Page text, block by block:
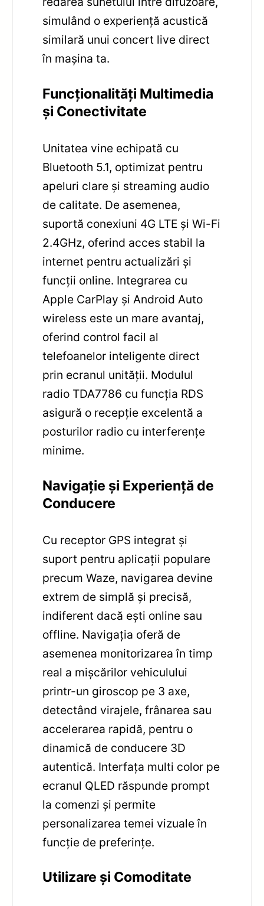
simulând o experiență acustică
similară unui concert live direct
în mașina ta.
Funcționalități Multimedia
și Conectivitate
Unitatea vine echipată cu
Bluetooth 5.1, optimizat pentru
apeluri clare și streaming audio
de calitate. De asemenea,
suportă conexiuni 4G LTE și Wi-Fi
2.4GHz, oferind acces stabil la
internet pentru actualizări și
funcții online. Integrarea cu
Apple CarPlay și Android Auto
wireless este un mare avantaj,
oferind control facil al
telefoanelor inteligente direct
prin ecranul unității. Modulul
radio TDA7786 cu funcția RDS
asigură o recepție excelentă a
posturilor radio cu interferențe
minime.
Navigație și Experiență de
Conducere
Cu receptor GPS integrat și
suport pentru aplicații populare
precum Waze, navigarea devine
extrem de simplă și precisă,
indiferent dacă ești online sau
offline. Navigația oferă de
asemenea monitorizarea în timp
real a mișcărilor vehiculului
printr-un giroscop pe 3 axe,
detectând virajele, frânarea sau
accelerarea rapidă, pentru o
dinamică de conducere 3D
autentică. Interfața multi color pe
ecranul QLED răspunde prompt
la comenzi și permite
personalizarea temei vizuale în
funcție de preferințe.
Utilizare și Comoditate